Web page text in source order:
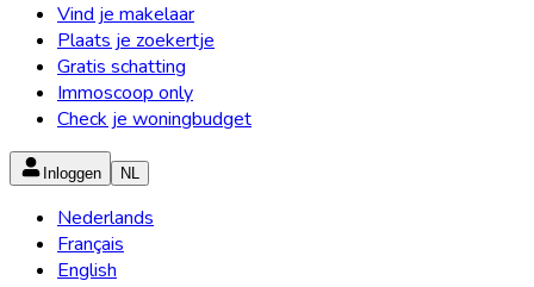
Vind je makelaar
Plaats je zoekertje
Gratis schatting
Immoscoop only
Check je woningbudget
Inloggen NL
Nederlands
Français
English